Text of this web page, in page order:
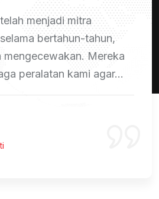
waktu dan kualitas
dari Biroteknik.com
Setiap kali kami mengalami
mereka merespons dengan...